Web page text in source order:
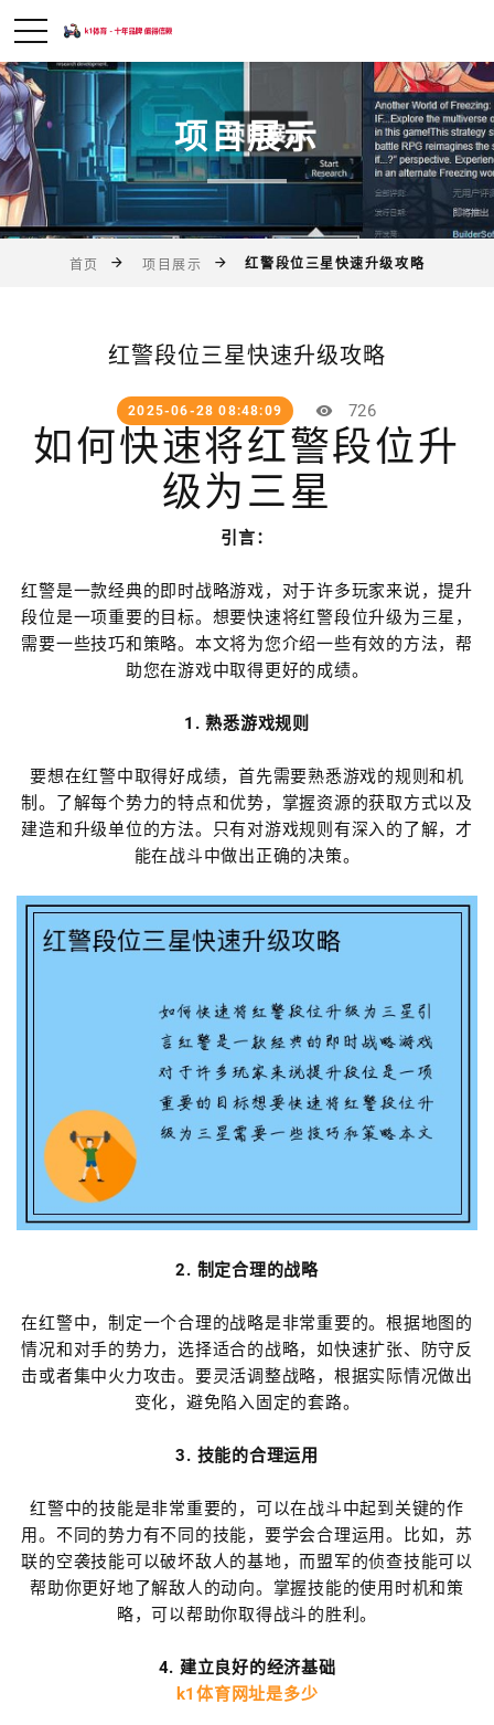
项目展示
首页 项目展示 红警段位三星快速升级攻略
红警段位三星快速升级攻略
2025-06-28 08:48:09 726
如何快速将红警段位升
级为三星
引言：
红警是一款经典的即时战略游戏，对于许多玩家来说，提升
段位是一项重要的目标。想要快速将红警段位升级为三星，
需要一些技巧和策略。本文将为您介绍一些有效的方法，帮
助您在游戏中取得更好的成绩。
1. 熟悉游戏规则
要想在红警中取得好成绩，首先需要熟悉游戏的规则和机
制。了解每个势力的特点和优势，掌握资源的获取方式以及
建造和升级单位的方法。只有对游戏规则有深入的了解，才
能在战斗中做出正确的决策。
2. 制定合理的战略
在红警中，制定一个合理的战略是非常重要的。根据地图的
情况和对手的势力，选择适合的战略，如快速扩张、防守反
击或者集中火力攻击。要灵活调整战略，根据实际情况做出
变化，避免陷入固定的套路。
3. 技能的合理运用
红警中的技能是非常重要的，可以在战斗中起到关键的作
用。不同的势力有不同的技能，要学会合理运用。比如，苏
联的空袭技能可以破坏敌人的基地，而盟军的侦查技能可以
帮助你更好地了解敌人的动向。掌握技能的使用时机和策
略，可以帮助你取得战斗的胜利。
4. 建立良好的经济基础
k1体育网址是多少